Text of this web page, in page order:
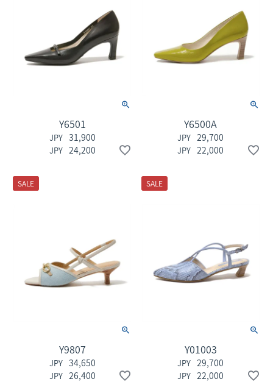
Y6501
31,900
24,200
Y6500A
29,700
22,000
SALE
Y9807
34,650
26,400
SALE
Y01003
29,700
22,000